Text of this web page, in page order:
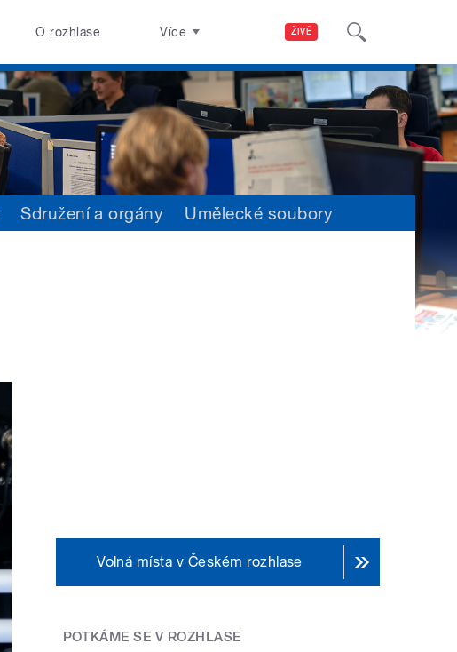
ŽIVĚ
O rozhlase Více
Sdružení a orgány Umělecké soubory
Volná místa v Českém rozhlase
POTKÁME SE V ROZHLASE